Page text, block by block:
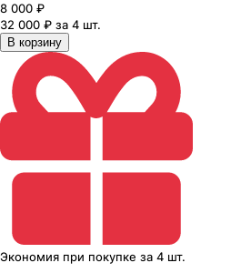
8 000 ₽
32 000 ₽ за 4 шт.
В корзину
Экономия при покупке за 4 шт.